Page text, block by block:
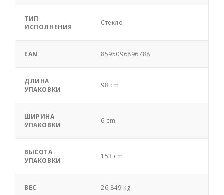
ТИП
ИСПОЛНЕНИЯ
Стекло
EAN 8595096896788
ДЛИНА
УПАКОВКИ
98 cm
ШИРИНА
УПАКОВКИ
6 cm
ВЫСОТА
УПАКОВКИ
153 cm
ВЕС 26,849 kg